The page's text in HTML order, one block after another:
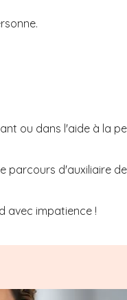
ou dans l'aide à la
parcours d'auxiliaire
avec impatience !